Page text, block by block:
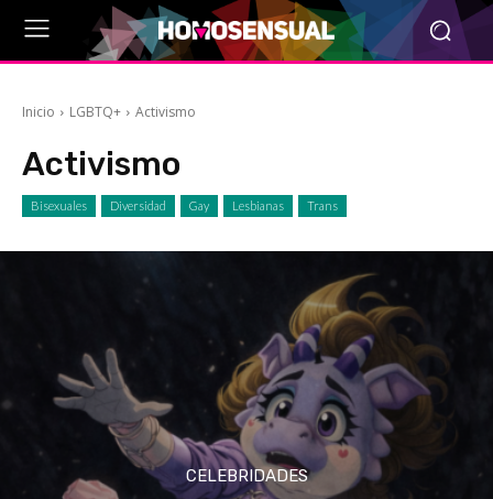
Inicio LGBTQ+ Activismo
Activismo
Bisexuales Diversidad Gay Lesbianas Trans
CELEBRIDADES